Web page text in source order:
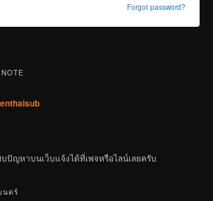
Forgot password?
ปัญหาบนเว็บแจ้งได้ที่เพจหรือไลน์เลยครับ
นตร์